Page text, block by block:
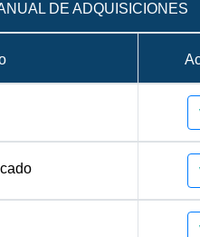
DE ADQUISICIONES